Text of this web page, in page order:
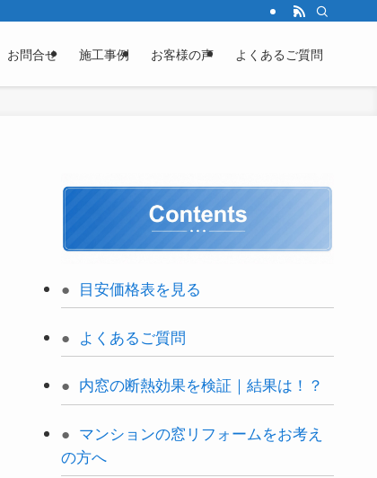
お問合せ 施工事例 お客様の声 よくあるご質問
目安価格表を見る
よくあるご質問
内窓の断熱効果を検証｜結果は！？
マンションの窓リフォームをお考え
の方へ